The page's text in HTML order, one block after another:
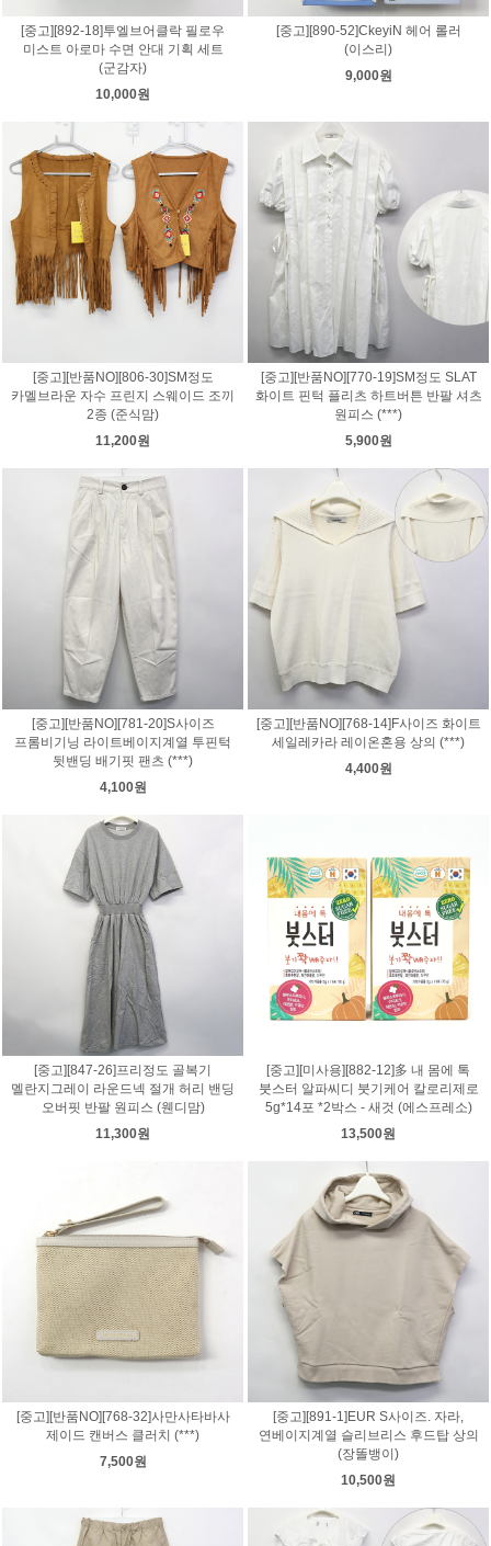
[중고][892-18]투엘브어클락 필로우
미스트 아로마 수면 안대 기획 세트
(군감자)
10,000원
[중고][890-52]CkeyiN 헤어 롤러
(이스리)
9,000원
[중고][반품NO][806-30]SM정도
카멜브라운 자수 프린지 스웨이드 조끼
2종 (준식맘)
11,200원
[중고][반품NO][770-19]SM정도 SLAT
화이트 핀턱 플리츠 하트버튼 반팔 셔츠
원피스 (***)
5,900원
[중고][반품NO][781-20]S사이즈
프롬비기닝 라이트베이지계열 투핀턱
뒷밴딩 배기핏 팬츠 (***)
4,100원
[중고][반품NO][768-14]F사이즈 화이트
세일레카라 레이온혼용 상의 (***)
4,400원
[중고][847-26]프리정도 골복기
멜란지그레이 라운드넥 절개 허리 밴딩
오버핏 반팔 원피스 (웬디맘)
11,300원
[중고][미사용][882-12]多 내 몸에 톡
붓스터 알파씨디 붓기케어 칼로리제로
5g*14포 *2박스 - 새것 (에스프레소)
13,500원
[중고][반품NO][768-32]사만사타바사
제이드 캔버스 클러치 (***)
7,500원
[중고][891-1]EUR S사이즈. 자라,
연베이지계열 슬리브리스 후드탑 상의
(장똘뱅이)
10,500원